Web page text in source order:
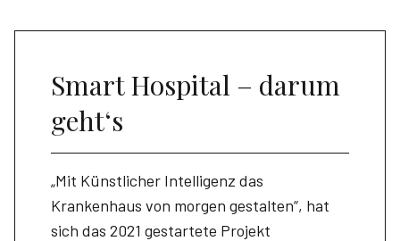
Smart Hospital – darum
geht‘s
„Mit Künstlicher Intelligenz das
Krankenhaus von morgen gestalten“, hat
sich das 2021 gestartete Projekt